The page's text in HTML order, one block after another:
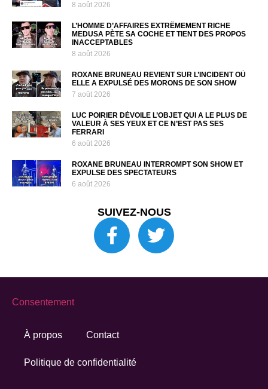
8 août 2026
L’HOMME D’AFFAIRES EXTRÊMEMENT RICHE
MEDUSA PÈTE SA COCHE ET TIENT DES PROPOS
INACCEPTABLES
8 août 2026
ROXANE BRUNEAU REVIENT SUR L’INCIDENT OÙ
ELLE A EXPULSÉ DES MORONS DE SON SHOW
7 août 2026
LUC POIRIER DÉVOILE L’OBJET QUI A LE PLUS DE
VALEUR À SES YEUX ET CE N’EST PAS SES
FERRARI
6 août 2026
ROXANE BRUNEAU INTERROMPT SON SHOW ET
EXPULSE DES SPECTATEURS
6 août 2026
SUIVEZ-NOUS
À propos Contact
Politique de confidentialité
Consentement